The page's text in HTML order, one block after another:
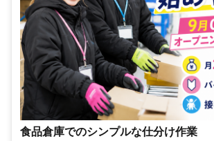
食品倉庫でのシンプルな仕分け作業